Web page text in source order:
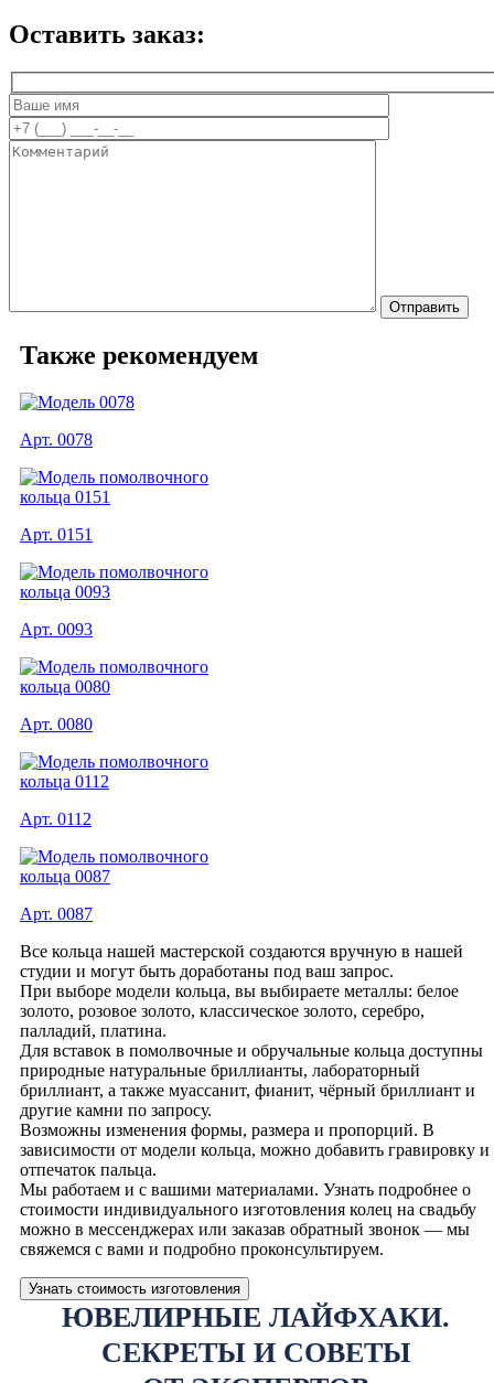
Оставить заказ:
Также рекомендуем
Арт. 0078
Арт. 0151
Арт. 0093
Арт. 0080
Арт. 0112
Арт. 0087
Все кольца нашей мастерской создаются вручную в нашей
студии и могут быть доработаны под ваш запрос.
При выборе модели кольца, вы выбираете металлы: белое
золото, розовое золото, классическое золото, серебро,
палладий, платина.
Для вставок в помолвочные и обручальные кольца доступны
природные натуральные бриллианты, лабораторный
бриллиант, а также муассанит, фианит, чёрный бриллиант и
другие камни по запросу.
Возможны изменения формы, размера и пропорций. В
зависимости от модели кольца, можно добавить гравировку и
отпечаток пальца.
Мы работаем и с вашими материалами. Узнать подробнее о
стоимости индивидуального изготовления колец на свадьбу
можно в мессенджерах или заказав обратный звонок — мы
свяжемся с вами и подробно проконсультируем.
Узнать стоимость изготовления
ЮВЕЛИРНЫЕ ЛАЙФХАКИ.
СЕКРЕТЫ И СОВЕТЫ